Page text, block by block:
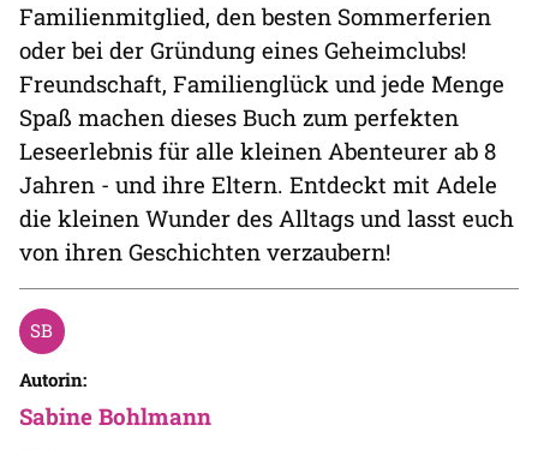
Familienmitglied, den besten Sommerferien
oder bei der Gründung eines Geheimclubs!
Freundschaft, Familienglück und jede Menge
Spaß machen dieses Buch zum perfekten
Leseerlebnis für alle kleinen Abenteurer ab 8
Jahren - und ihre Eltern. Entdeckt mit Adele
die kleinen Wunder des Alltags und lasst euch
von ihren Geschichten verzaubern!
Autorin:
Sabine Bohlmann